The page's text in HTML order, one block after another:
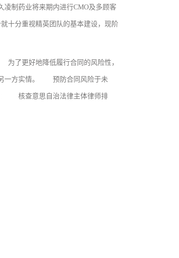
制药业将来期内进行CMO及多顾客
分重视精英团队的基本建设，现阶
更好地降低履行合同的风险性，
另一方实情。 预防合同风险于未
： 核查意思自治法律主体律师排